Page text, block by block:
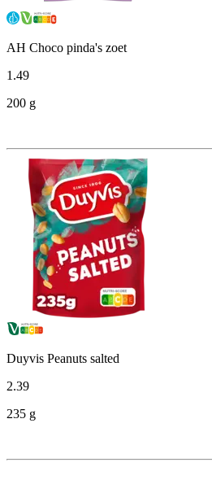
AH Choco pinda's zoet
1.49
200 g
Duyvis Peanuts salted
2.39
235 g